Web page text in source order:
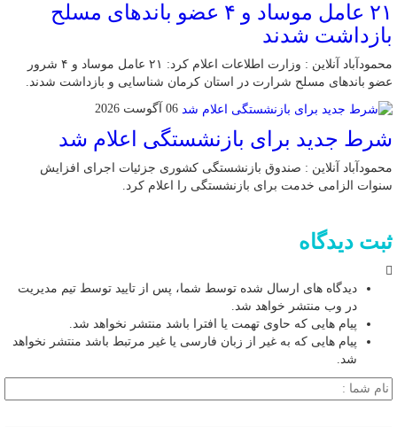
۲۱ عامل موساد و ۴ عضو باند‌های مسلح
بازداشت شدند
محمودآباد آنلاین : وزارت اطلاعات اعلام کرد: ۲۱ عامل موساد و ۴ شرور
عضو باند‌های مسلح شرارت در استان کرمان شناسایی و بازداشت شدند.
06 آگوست 2026
شرط جدید برای بازنشستگی اعلام شد
محمودآباد آنلاین : صندوق بازنشستگی کشوری جزئیات اجرای افزایش
سنوات الزامی خدمت برای بازنشستگی را اعلام کرد.
ثبت دیدگاه
دیدگاه های ارسال شده توسط شما، پس از تایید توسط تیم مدیریت
در وب منتشر خواهد شد.
پیام هایی که حاوی تهمت یا افترا باشد منتشر نخواهد شد.
پیام هایی که به غیر از زبان فارسی یا غیر مرتبط باشد منتشر نخواهد
شد.